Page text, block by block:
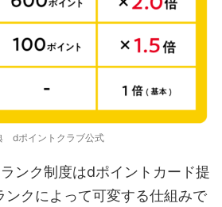
dポイントクラブ公式
ンク制度はdポイントカード提
ンクによって可変する仕組みで